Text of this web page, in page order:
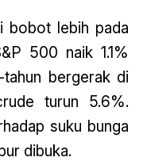
bobot lebih pada
500 naik 1.1%
bergerak di
turun 5.6%.
suku bunga
dibuka.